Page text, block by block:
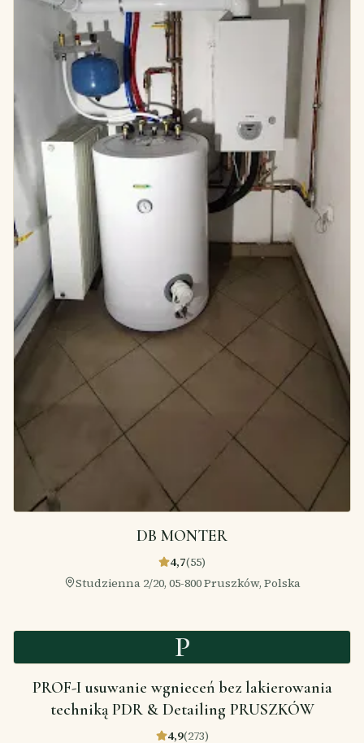
DB MONTER
4,7(55)
Studzienna 2/20, 05-800 Pruszków, Polska
P
PROF-I usuwanie wgnieceń bez lakierowania
techniką PDR & Detailing PRUSZKÓW
4,9(273)